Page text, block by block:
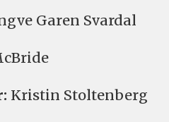
Garen Svardal
Kristin Stoltenberg